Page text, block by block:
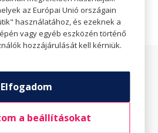
eszközök
az Európai Unió országain
használatához, és ezeknek a
vagy egyéb eszközén történő
hozzájárulását kell kérniük.
Elfogadom
a beállításokat